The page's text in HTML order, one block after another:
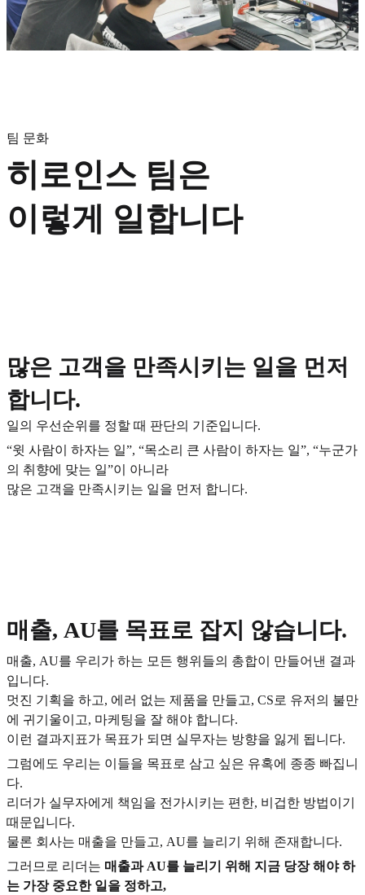
팀 문화
히로인스 팀은
이렇게 일합니다
많은 고객을 만족시키는 일을 먼저
합니다.
일의 우선순위를 정할 때 판단의 기준입니다.
“윗 사람이 하자는 일”, “목소리 큰 사람이 하자는 일”, “누군가
의 취향에 맞는 일”이 아니라
많은 고객을 만족시키는 일을 먼저 합니다.
매출, AU를 목표로 잡지 않습니다.
매출, AU를 우리가 하는 모든 행위들의 총합이 만들어낸 결과
입니다.
멋진 기획을 하고, 에러 없는 제품을 만들고, CS로 유저의 불만
에 귀기울이고, 마케팅을 잘 해야 합니다.
이런 결과지표가 목표가 되면 실무자는 방향을 잃게 됩니다.
그럼에도 우리는 이들을 목표로 삼고 싶은 유혹에 종종 빠집니
다.
리더가 실무자에게 책임을 전가시키는 편한, 비겁한 방법이기
때문입니다.
물론 회사는 매출을 만들고, AU를 늘리기 위해 존재합니다.
그러므로 리더는 매출과 AU를 늘리기 위해 지금 당장 해야 하
는 가장 중요한 일을 정하고,